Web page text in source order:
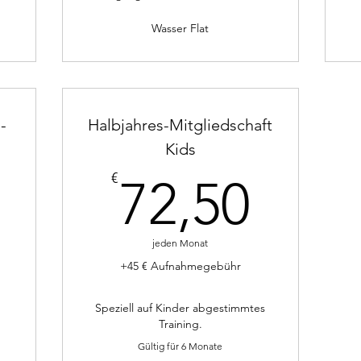
Wasser Flat
Halbjahres-Mitgliedschaft
Kids
€72,50
jeden Monat
+45 € Aufnahmegebühr
Speziell auf Kinder abgestimmtes
Training.
Gültig für 6 Monate